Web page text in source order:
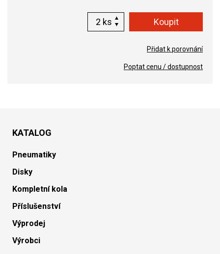
ks
Přidat k porovnání
Poptat cenu / dostupnost
KATALOG
Pneumatiky
Disky
Kompletní kola
Příslušenství
Výprodej
Výrobci